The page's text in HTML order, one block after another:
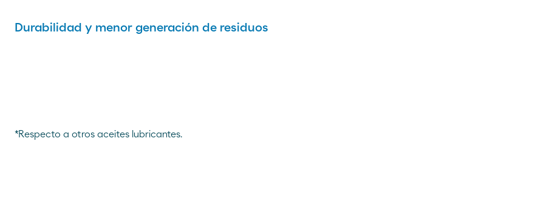
Durabilidad y menor generación de residuos
*Respecto a otros aceites lubricantes.